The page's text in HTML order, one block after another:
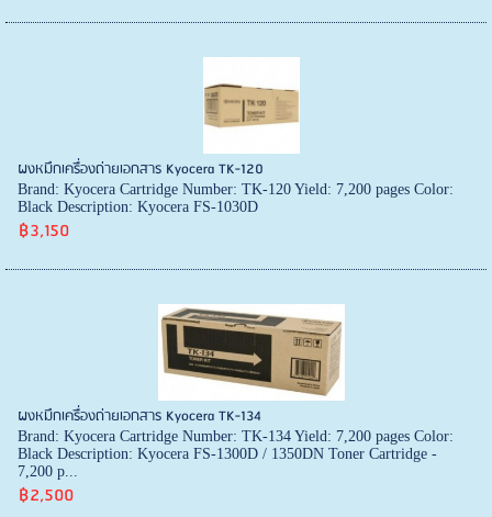
ผงหมึกเครื่องถ่ายเอกสาร Kyocera TK-120
Brand: Kyocera Cartridge Number: TK-120 Yield: 7,200 pages Color:
Black Description: Kyocera FS-1030D
฿3,150
ผงหมึกเครื่องถ่ายเอกสาร Kyocera TK-134
Brand: Kyocera Cartridge Number: TK-134 Yield: 7,200 pages Color:
Black Description: Kyocera FS-1300D / 1350DN Toner Cartridge -
7,200 p...
฿2,500